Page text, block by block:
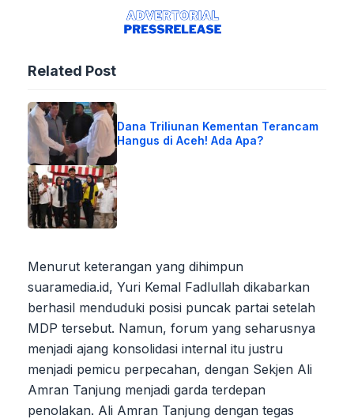
Related Post
Dana Triliunan Kementan Terancam
Hangus di Aceh! Ada Apa?
Menurut keterangan yang dihimpun
suaramedia.id, Yuri Kemal Fadlullah dikabarkan
berhasil menduduki posisi puncak partai setelah
MDP tersebut. Namun, forum yang seharusnya
menjadi ajang konsolidasi internal itu justru
menjadi pemicu perpecahan, dengan Sekjen Ali
Amran Tanjung menjadi garda terdepan
penolakan. Ali Amran Tanjung dengan tegas